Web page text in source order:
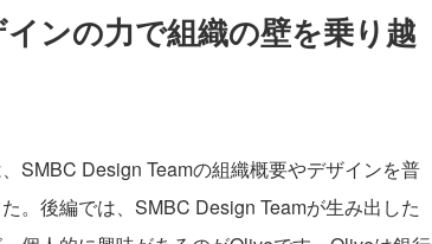
ンの力で組織の壁を乗り越
、SMBC Design Teamの組織概要やデザインを普
。後編では、SMBC Design Teamが生み出した